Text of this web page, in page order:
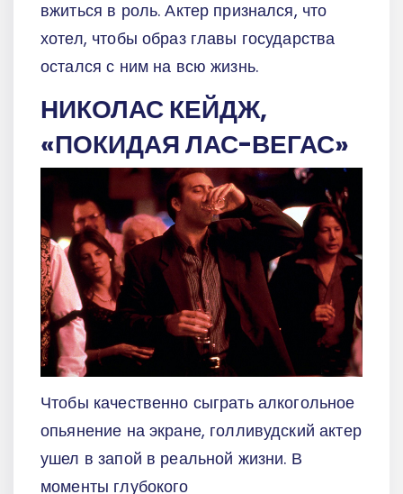
вжиться в роль. Актер признался, что
хотел, чтобы образ главы государства
остался с ним на всю жизнь.
НИКОЛАС КЕЙДЖ,
«ПОКИДАЯ ЛАС-ВЕГАС»
Чтобы качественно сыграть алкогольное
опьянение на экране, голливудский актер
ушел в запой в реальной жизни. В
моменты глубокого